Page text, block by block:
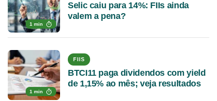
1 min
Selic caiu para 14%: FIIs ainda
valem a pena?
1 min
FIIS
BTCI11 paga dividendos com yield
de 1,15% ao mês; veja resultados